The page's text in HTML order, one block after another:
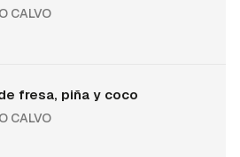
CALVO
fresa, piña y coco
CALVO